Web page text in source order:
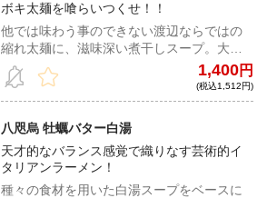
ボキ太麺を喰らいつくせ！！
他では味わう事のできない渡辺ならではの
縮れ太麺に、滋味深い煮干しスープ。大満
足必至の一杯を是非是非是非ご自宅で味わ
っていただきたい！
1,400円
(税込1,512円)
八咫烏 牡蠣バター白湯
天才的なバランス感覚で織りなす芸術的イ
タリアンラーメン！
種々の食材を用いた白湯スープをベースに